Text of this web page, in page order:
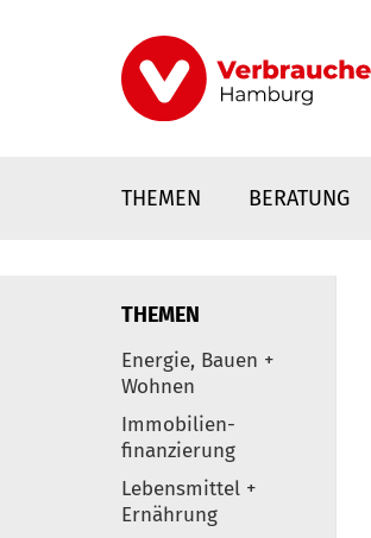
THEMEN BERATUNG
Elemente
THEMEN
Energie, Bauen +
Wohnen
Immobilien-
finanzierung
Lebensmittel +
Ernährung